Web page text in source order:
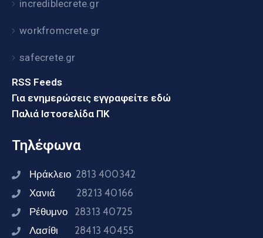
incrediblecrete.gr
workfromcrete.gr
safecrete.gr
RSS Feeds
Για ενημερώσεις εγγραφείτε εδώ
Παλιά Ιστοσελίδα ΠΚ
Τηλέφωνα
Ηράκλειο 2813 400342
Χανιά 28213 40166
Ρέθυμνο 28313 40725
Λασίθι 28413 40455